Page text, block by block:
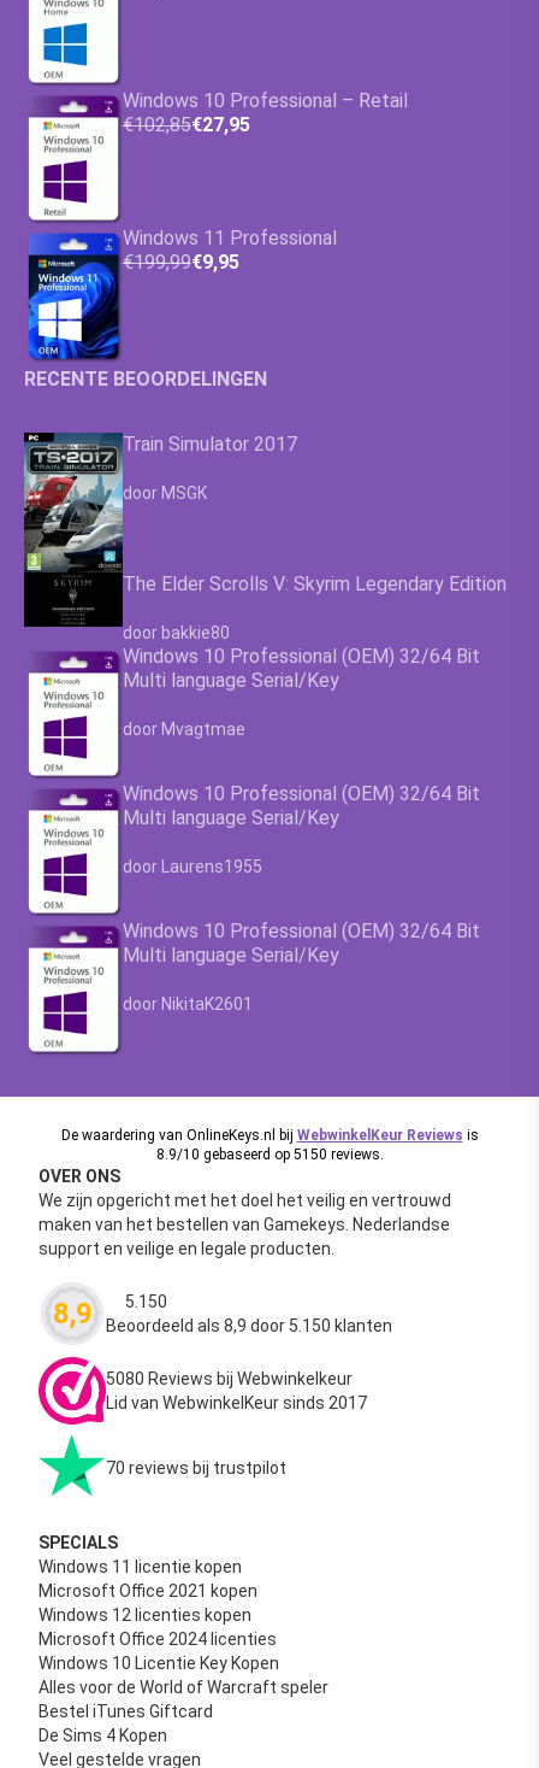
Windows 10 Professional – Retail
€102,85€27,95
Windows 11 Professional
€199,99€9,95
RECENTE BEOORDELINGEN
Train Simulator 2017
Waardering
door MSGK
The Elder Scrolls V: Skyrim Legendary Edition
Waardering4.63
door bakkie80
Windows 10 Professional (OEM) 32/64 Bit
Multi language Serial/Key
Waardering4.63
door Mvagtmae
Windows 10 Professional (OEM) 32/64 Bit
Multi language Serial/Key
Waardering4.63uit 5
door Laurens1955
Windows 10 Professional (OEM) 32/64 Bit
Multi language Serial/Key
Waardering4.63
door NikitaK2601
De waardering van OnlineKeys.nl bij WebwinkelKeur Reviews is
8.9/10 gebaseerd op 5150 reviews.
OVER ONS
We zijn opgericht met het doel het veilig en vertrouwd
maken van het bestellen van Gamekeys. Nederlandse
support en veilige en legale producten.
8,9 Waardering
5.150
Beoordeeld als 8,9 door 5.150 klanten
5080 Reviews bij Webwinkelkeur
Lid van WebwinkelKeur sinds 2017
70 reviews bij trustpilot
SPECIALS
Windows 11 licentie kopen
Microsoft Office 2021 kopen
Windows 12 licenties kopen
Microsoft Office 2024 licenties
Windows 10 Licentie Key Kopen
Alles voor de World of Warcraft speler
Bestel iTunes Giftcard
De Sims 4 Kopen
Veel gestelde vragen